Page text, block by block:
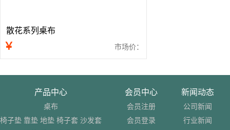
散花系列桌布
￥ 市场价：
产品中心
桌布
椅子垫 靠垫 地垫 椅子套 沙发套
会员中心
会员注册
会员登录
新闻动态
公司新闻
行业新闻